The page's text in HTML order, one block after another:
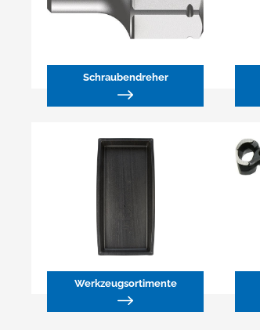
Schraubendreher
Werkzeugsortimente